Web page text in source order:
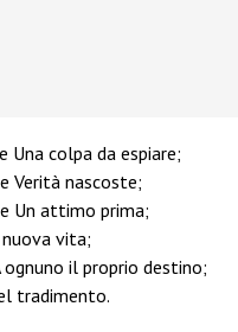
colpa da espiare;
Verità nascoste;
Un attimo prima;
vita;
ognuno il proprio destino;
tradimento.